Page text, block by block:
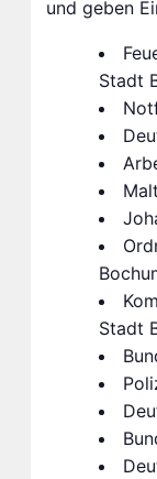
und geben
Stadt
Stadt